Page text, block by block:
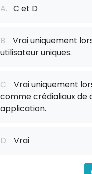
A. C et D
B. Vrai uniquement
utilisateur uniques.
C. Vrai uniquement
comme crédialiaux de
application.
D. Vrai